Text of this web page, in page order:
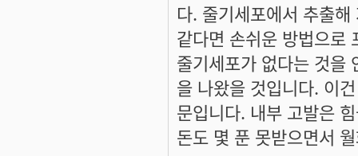
다. 줄기세포에서 추출
같다면 손쉬운 방법으로
줄기세포가 없다는 것을
을 나왔을 것입니다. 이
문입니다. 내부 고발은
돈도 몇 푼 못받으면서